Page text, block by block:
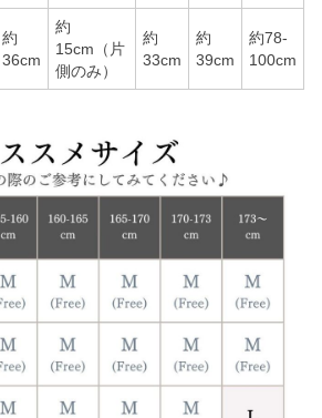
約
36cm
約
15cm（片
側のみ）
約
33cm
約
39cm
約78-
100cm